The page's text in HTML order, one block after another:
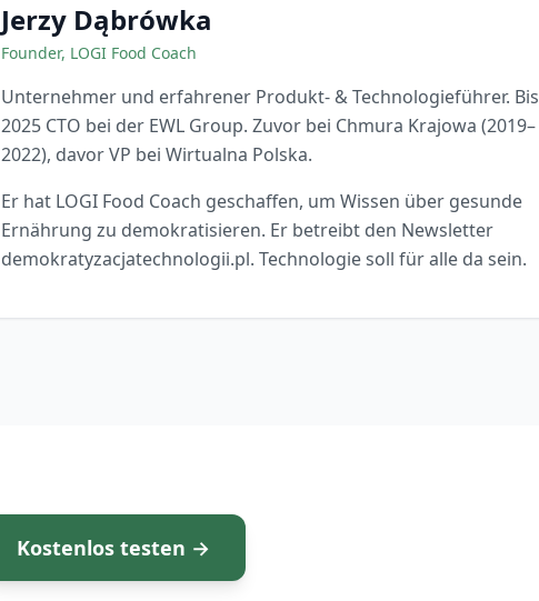
Jerzy Dąbrówka
Founder, LOGI Food Coach
Unternehmer und erfahrener Produkt- & Technologieführer. Bis
2025 CTO bei der EWL Group. Zuvor bei Chmura Krajowa (2019–
2022), davor VP bei Wirtualna Polska.
Er hat LOGI Food Coach geschaffen, um Wissen über gesunde
Ernährung zu demokratisieren. Er betreibt den Newsletter
demokratyzacjatechnologii.pl. Technologie soll für alle da sein.
Kostenlos testen →